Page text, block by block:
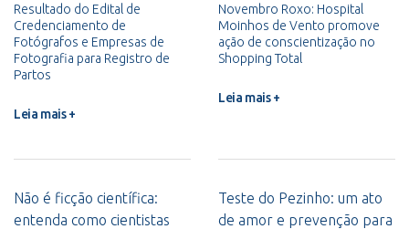
Resultado do Edital de
Credenciamento de
Fotógrafos e Empresas de
Fotografia para Registro de
Partos
Leia mais +
Novembro Roxo: Hospital
Moinhos de Vento promove
ação de conscientização no
Shopping Total
Leia mais +
Não é ficção científica:
entenda como cientistas
Teste do Pezinho: um ato
de amor e prevenção para